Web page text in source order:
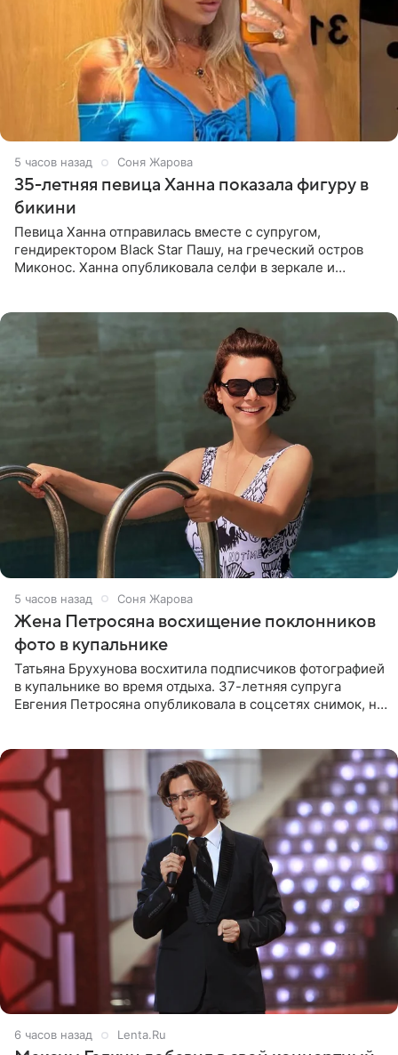
5 часов назад Соня Жарова
35-летняя певица Ханна показала фигуру в
бикини
Певица Ханна отправилась вместе с супругом,
гендиректором Black Star Пашу, на греческий остров
Миконос. Ханна опубликовала селфи в зеркале и
5 часов назад Соня Жарова
Жена Петросяна восхищение поклонников
фото в купальнике
Татьяна Брухунова восхитила подписчиков фотографией
в купальнике во время отдыха. 37-летняя супруга
Евгения Петросяна опубликовала в соцсетях снимок, на
6 часов назад Lenta.Ru